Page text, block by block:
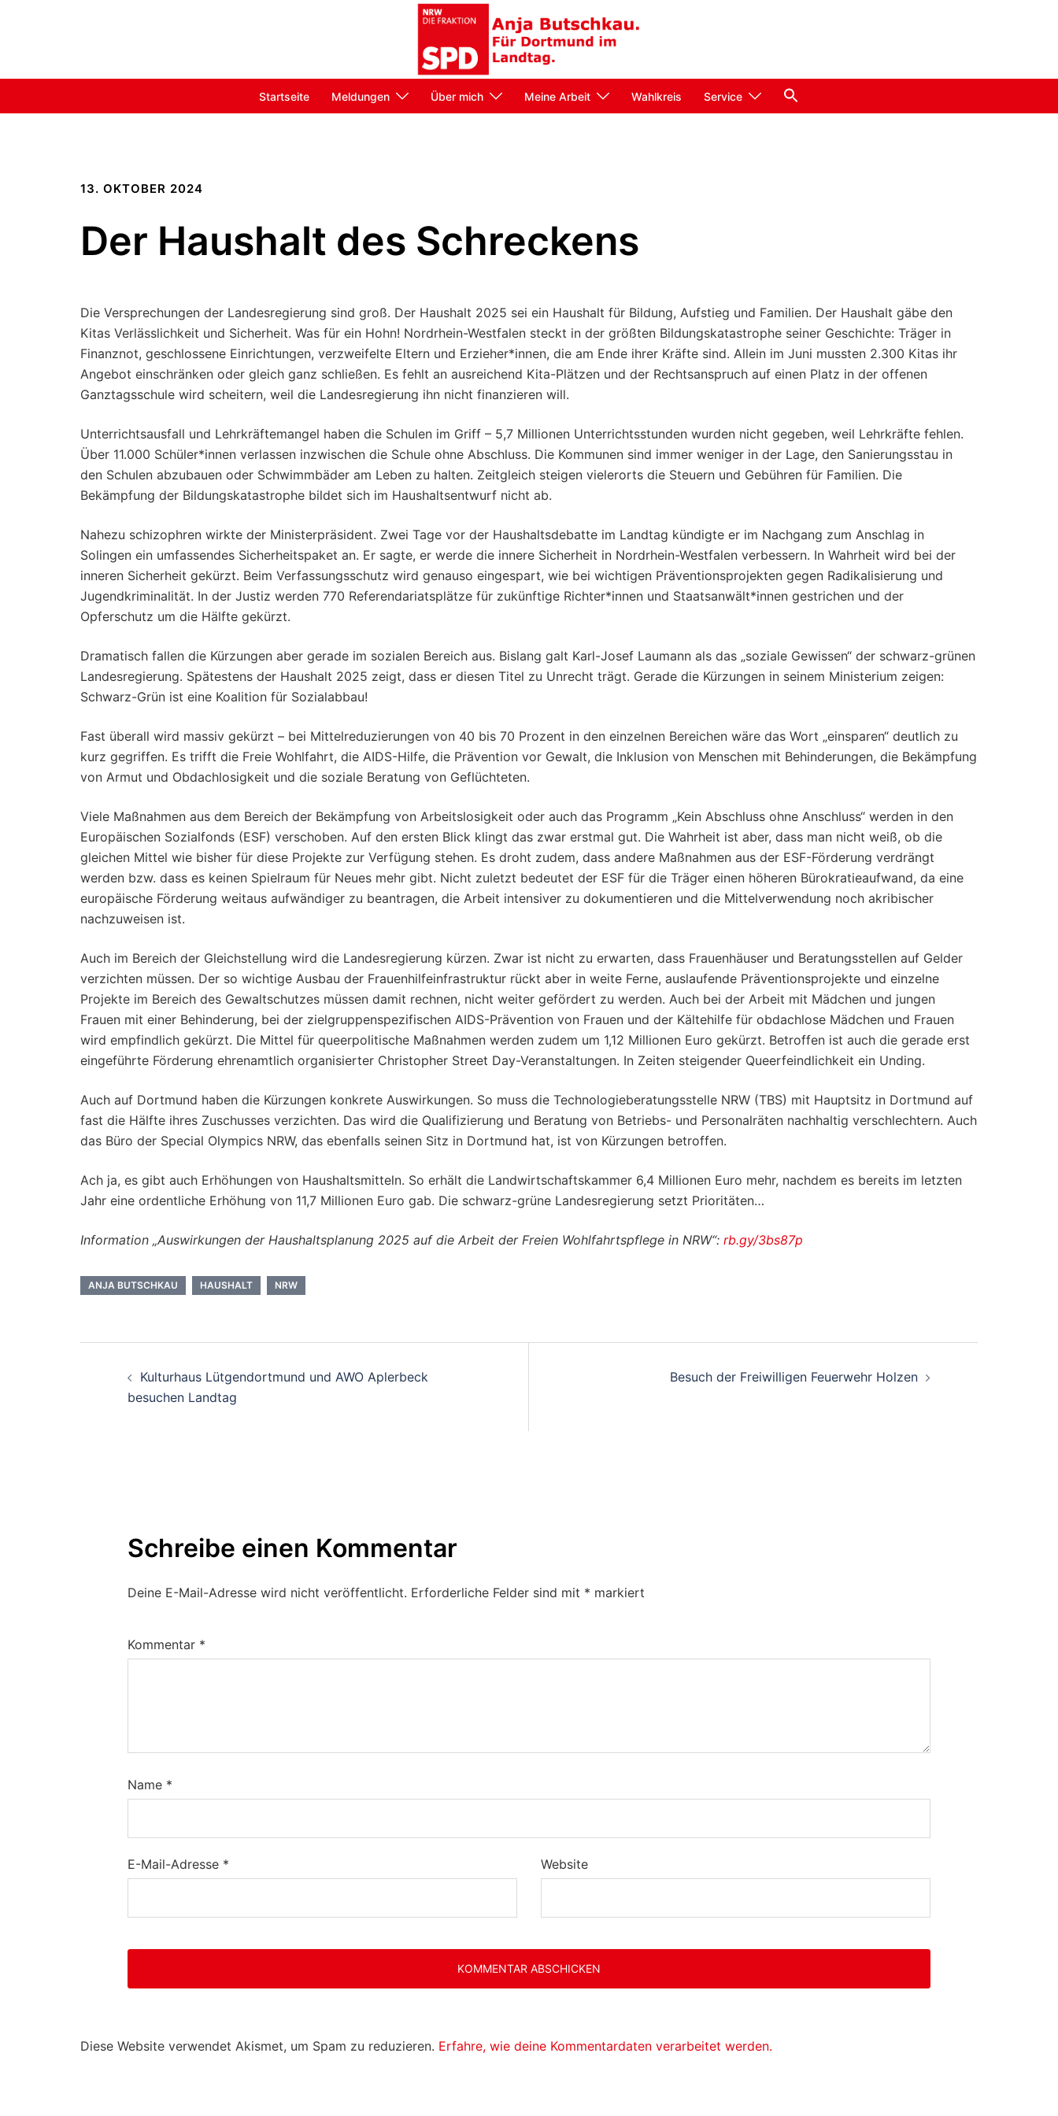
Startseite Meldungen Über mich Meine Arbeit Wahlkreis Service
13. OKTOBER 2024
Der Haushalt des Schreckens
Die Versprechungen der Landesregierung sind groß. Der Haushalt 2025 sei ein Haushalt für Bildung, Aufstieg und Familien. Der Haushalt gäbe den
Kitas Verlässlichkeit und Sicherheit. Was für ein Hohn! Nordrhein-Westfalen steckt in der größten Bildungskatastrophe seiner Geschichte: Träger in
Finanznot, geschlossene Einrichtungen, verzweifelte Eltern und Erzieher*innen, die am Ende ihrer Kräfte sind. Allein im Juni mussten 2.300 Kitas ihr
Angebot einschränken oder gleich ganz schließen. Es fehlt an ausreichend Kita-Plätzen und der Rechtsanspruch auf einen Platz in der offenen
Ganztagsschule wird scheitern, weil die Landesregierung ihn nicht finanzieren will.
Unterrichtsausfall und Lehrkräftemangel haben die Schulen im Griff – 5,7 Millionen Unterrichtsstunden wurden nicht gegeben, weil Lehrkräfte fehlen.
Über 11.000 Schüler*innen verlassen inzwischen die Schule ohne Abschluss. Die Kommunen sind immer weniger in der Lage, den Sanierungsstau in
den Schulen abzubauen oder Schwimmbäder am Leben zu halten. Zeitgleich steigen vielerorts die Steuern und Gebühren für Familien. Die
Bekämpfung der Bildungskatastrophe bildet sich im Haushaltsentwurf nicht ab.
Nahezu schizophren wirkte der Ministerpräsident. Zwei Tage vor der Haushaltsdebatte im Landtag kündigte er im Nachgang zum Anschlag in
Solingen ein umfassendes Sicherheitspaket an. Er sagte, er werde die innere Sicherheit in Nordrhein-Westfalen verbessern. In Wahrheit wird bei der
inneren Sicherheit gekürzt. Beim Verfassungsschutz wird genauso eingespart, wie bei wichtigen Präventionsprojekten gegen Radikalisierung und
Jugendkriminalität. In der Justiz werden 770 Referendariatsplätze für zukünftige Richter*innen und Staatsanwält*innen gestrichen und der
Opferschutz um die Hälfte gekürzt.
Dramatisch fallen die Kürzungen aber gerade im sozialen Bereich aus. Bislang galt Karl-Josef Laumann als das „soziale Gewissen“ der schwarz-grünen
Landesregierung. Spätestens der Haushalt 2025 zeigt, dass er diesen Titel zu Unrecht trägt. Gerade die Kürzungen in seinem Ministerium zeigen:
Schwarz-Grün ist eine Koalition für Sozialabbau!
Fast überall wird massiv gekürzt – bei Mittelreduzierungen von 40 bis 70 Prozent in den einzelnen Bereichen wäre das Wort „einsparen“ deutlich zu
kurz gegriffen. Es trifft die Freie Wohlfahrt, die AIDS-Hilfe, die Prävention vor Gewalt, die Inklusion von Menschen mit Behinderungen, die Bekämpfung
von Armut und Obdachlosigkeit und die soziale Beratung von Geflüchteten.
Viele Maßnahmen aus dem Bereich der Bekämpfung von Arbeitslosigkeit oder auch das Programm „Kein Abschluss ohne Anschluss“ werden in den
Europäischen Sozialfonds (ESF) verschoben. Auf den ersten Blick klingt das zwar erstmal gut. Die Wahrheit ist aber, dass man nicht weiß, ob die
gleichen Mittel wie bisher für diese Projekte zur Verfügung stehen. Es droht zudem, dass andere Maßnahmen aus der ESF-Förderung verdrängt
werden bzw. dass es keinen Spielraum für Neues mehr gibt. Nicht zuletzt bedeutet der ESF für die Träger einen höheren Bürokratieaufwand, da eine
europäische Förderung weitaus aufwändiger zu beantragen, die Arbeit intensiver zu dokumentieren und die Mittelverwendung noch akribischer
nachzuweisen ist.
Auch im Bereich der Gleichstellung wird die Landesregierung kürzen. Zwar ist nicht zu erwarten, dass Frauenhäuser und Beratungsstellen auf Gelder
verzichten müssen. Der so wichtige Ausbau der Frauenhilfeinfrastruktur rückt aber in weite Ferne, auslaufende Präventionsprojekte und einzelne
Projekte im Bereich des Gewaltschutzes müssen damit rechnen, nicht weiter gefördert zu werden. Auch bei der Arbeit mit Mädchen und jungen
Frauen mit einer Behinderung, bei der zielgruppenspezifischen AIDS-Prävention von Frauen und der Kältehilfe für obdachlose Mädchen und Frauen
wird empfindlich gekürzt. Die Mittel für queerpolitische Maßnahmen werden zudem um 1,12 Millionen Euro gekürzt. Betroffen ist auch die gerade erst
eingeführte Förderung ehrenamtlich organisierter Christopher Street Day-Veranstaltungen. In Zeiten steigender Queerfeindlichkeit ein Unding.
Auch auf Dortmund haben die Kürzungen konkrete Auswirkungen. So muss die Technologieberatungsstelle NRW (TBS) mit Hauptsitz in Dortmund auf
fast die Hälfte ihres Zuschusses verzichten. Das wird die Qualifizierung und Beratung von Betriebs- und Personalräten nachhaltig verschlechtern. Auch
das Büro der Special Olympics NRW, das ebenfalls seinen Sitz in Dortmund hat, ist von Kürzungen betroffen.
Ach ja, es gibt auch Erhöhungen von Haushaltsmitteln. So erhält die Landwirtschaftskammer 6,4 Millionen Euro mehr, nachdem es bereits im letzten
Jahr eine ordentliche Erhöhung von 11,7 Millionen Euro gab. Die schwarz-grüne Landesregierung setzt Prioritäten…
Information „Auswirkungen der Haushaltsplanung 2025 auf die Arbeit der Freien Wohlfahrtspflege in NRW“: rb.gy/3bs87p
ANJA BUTSCHKAU HAUSHALT NRW
Kulturhaus Lütgendortmund und AWO Aplerbeck
besuchen Landtag
Besuch der Freiwilligen Feuerwehr Holzen
Schreibe einen Kommentar
Deine E-Mail-Adresse wird nicht veröffentlicht. Erforderliche Felder sind mit * markiert
Kommentar *
Name *
E-Mail-Adresse * Website
Diese Website verwendet Akismet, um Spam zu reduzieren. Erfahre, wie deine Kommentardaten verarbeitet werden.